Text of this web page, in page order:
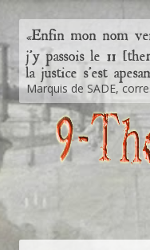
«Enfin mon nom
j'y passois le 11
la justice s'est
Marquis de SADE,